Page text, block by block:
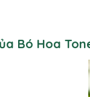
Bó Hoa